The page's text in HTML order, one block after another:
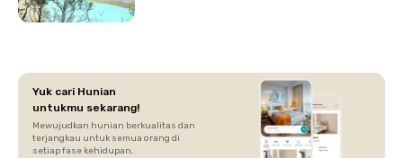
Yuk cari Hunian
untukmu sekarang!
Mewujudkan hunian berkualitas dan
terjangkau untuk semua orang di
setiap fase kehidupan.